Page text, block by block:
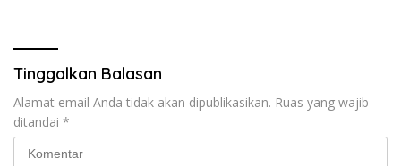
Tinggalkan Balasan
Alamat email Anda tidak akan dipublikasikan. Ruas yang wajib
ditandai *